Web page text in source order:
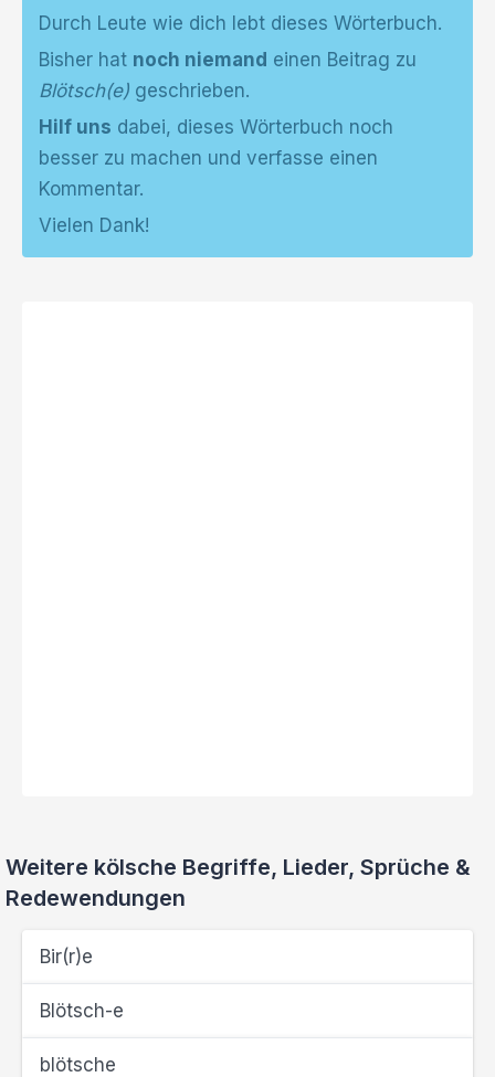
Durch Leute wie dich lebt dieses Wörterbuch.
Bisher hat noch niemand einen Beitrag zu
Blötsch(e) geschrieben.
Hilf uns dabei, dieses Wörterbuch noch
besser zu machen und verfasse einen
Kommentar.
Vielen Dank!
Weitere kölsche Begriffe, Lieder, Sprüche &
Redewendungen
Bir(r)e
Blötsch-e
blötsche